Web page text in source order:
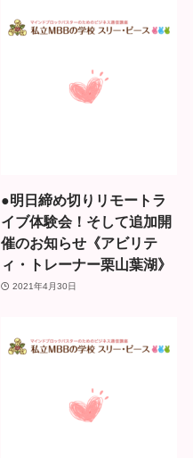
●明日締め切りリモートラ
イブ体験会！そして追加開
催のお知らせ《アビリテ
ィ・トレーナー栗山葉湖》
2021年4月30日